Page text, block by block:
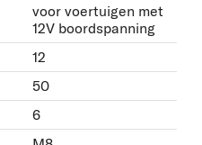
voor voertuigen met
12V boordspanning
12
50
6